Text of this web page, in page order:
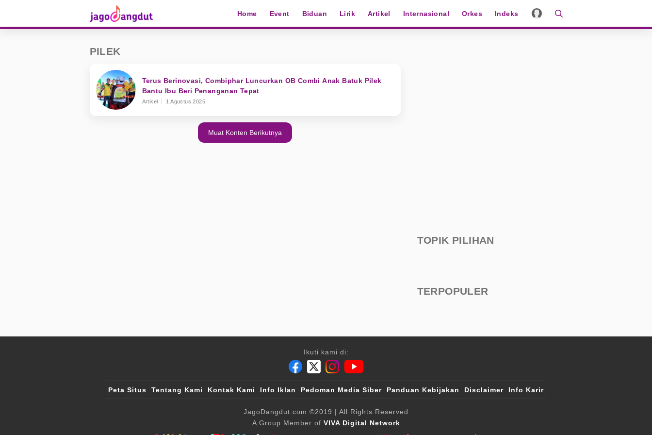
Home Event Biduan Lirik Artikel Internasional Orkes Indeks
PILEK
Terus Berinovasi, Combiphar Luncurkan OB Combi Anak Batuk Pilek
Bantu Ibu Beri Penanganan Tepat
Artikel 1 Agustus 2025
Muat Konten Berikutnya
TOPIK PILIHAN
TERPOPULER
Ikuti kami di:
Peta Situs Tentang Kami Kontak Kami Info Iklan Pedoman Media Siber Panduan Kebijakan Disclaimer Info Karir
JagoDangdut.com ©2019 | All Rights Reserved
A Group Member of VIVA Digital Network